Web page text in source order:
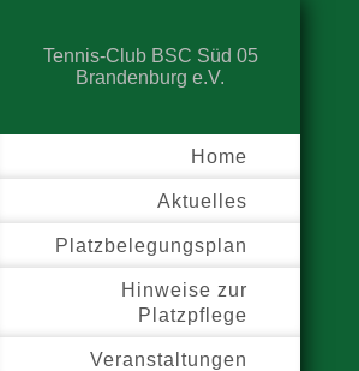
Tennis-Club BSC Süd 05
Brandenburg e.V.
Home
Aktuelles
Platzbelegungsplan
Hinweise zur
Platzpflege
Veranstaltungen